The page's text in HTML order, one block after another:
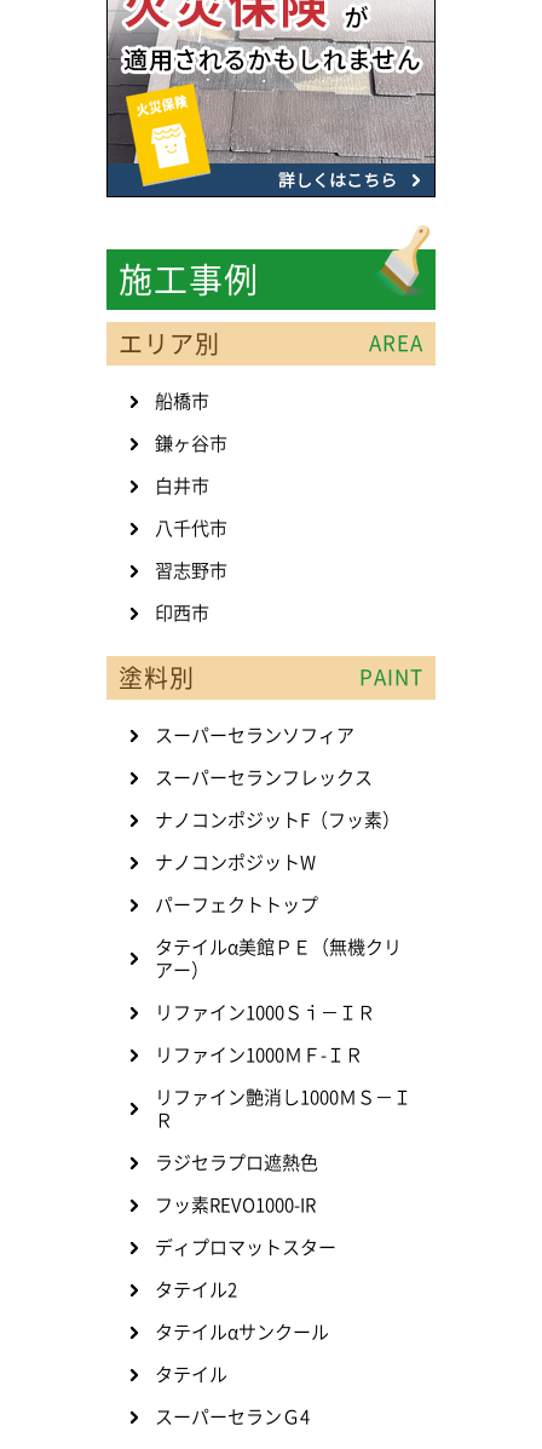
施工事例
エリア別 AREA
船橋市
鎌ヶ谷市
白井市
八千代市
習志野市
印西市
塗料別 PAINT
スーパーセランソフィア
スーパーセランフレックス
ナノコンポジットF（フッ素）
ナノコンポジットW
パーフェクトトップ
タテイルα美館ＰＥ（無機クリ
アー）
リファイン1000Ｓｉ－ＩＲ
リファイン1000ＭＦ-ＩＲ
リファイン艶消し1000ＭＳ－Ｉ
Ｒ
ラジセラプロ遮熱色
フッ素REVO1000-IR
ディプロマットスター
タテイル2
タテイルαサンクール
タテイル
スーパーセランＧ4